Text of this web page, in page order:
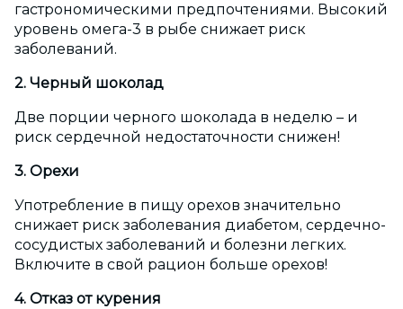
гастрономическими предпочтениями. Высокий
уровень омега-3 в рыбе снижает риск
заболеваний.
2. Черный шоколад
Две порции черного шоколада в неделю – и
риск сердечной недостаточности снижен!
3. Орехи
Употребление в пищу орехов значительно
снижает риск заболевания диабетом, сердечно-
сосудистых заболеваний и болезни легких.
Включите в свой рацион больше орехов!
4. Отказ от курения